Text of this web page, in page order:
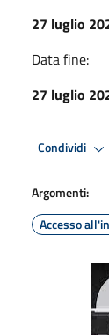
27 luglio
Data fine:
27 luglio
Condividi
Argomenti:
Accesso